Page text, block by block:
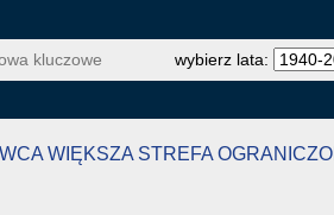
wybierz lata:
WIĘKSZA STREFA